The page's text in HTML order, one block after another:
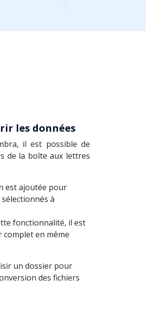
les données
il est possible de
de la boîte aux lettres
est ajoutée pour
à
fonctionnalité, il est
en même
un dossier pour
des fichiers